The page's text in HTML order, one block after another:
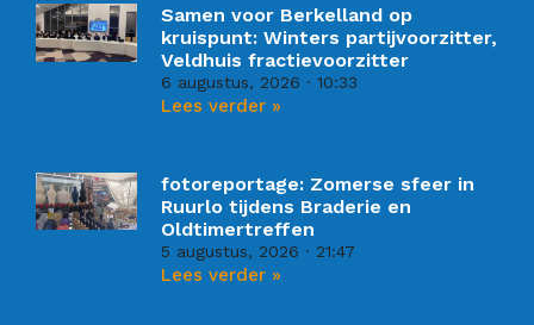
Samen voor Berkelland op
kruispunt: Winters partijvoorzitter,
Veldhuis fractievoorzitter
6 augustus, 2026 10:33
Lees verder »
fotoreportage: Zomerse sfeer in
Ruurlo tijdens Braderie en
Oldtimertreffen
5 augustus, 2026 21:47
Lees verder »